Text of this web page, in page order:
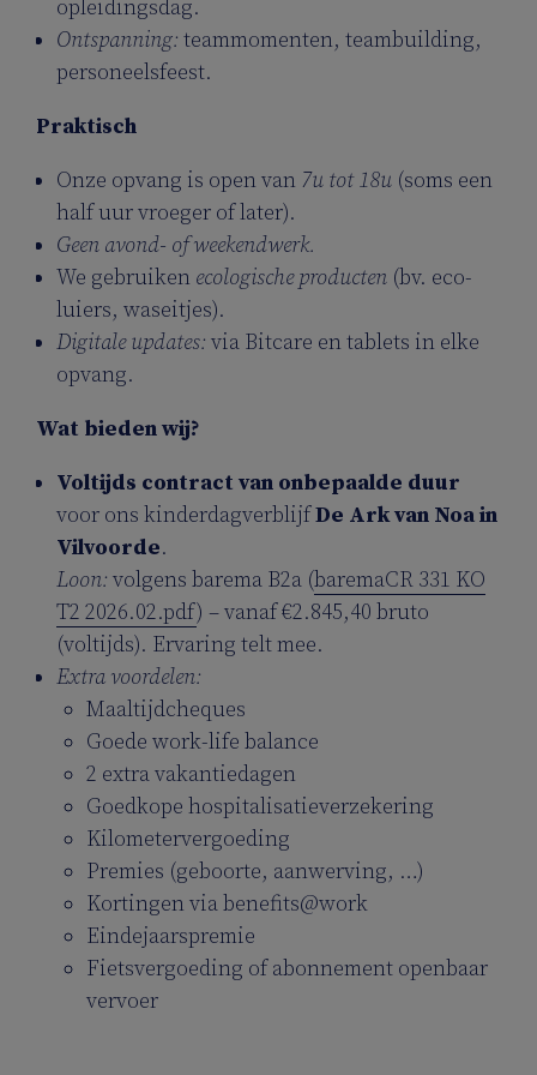
opleidingsdag.
Ontspanning: teammomenten, teambuilding,
personeelsfeest.
Praktisch
Onze opvang is open van 7u tot 18u (soms een
half uur vroeger of later).
Geen avond- of weekendwerk.
We gebruiken ecologische producten (bv. eco-
luiers, waseitjes).
Digitale updates: via Bitcare en tablets in elke
opvang.
Wat bieden wij?
Voltijds contract van onbepaalde duur
voor ons kinderdagverblijfDe Ark van Noa in
Vilvoorde.
Loon: volgens barema B2a (baremaCR 331 KO
T2 2026.02.pdf) – vanaf €2.845,40 bruto
(voltijds). Ervaring telt mee.
Extra voordelen:
Maaltijdcheques
Goede work-life balance
2 extra vakantiedagen
Goedkope hospitalisatieverzekering
Kilometervergoeding
Premies (geboorte, aanwerving, …)
Kortingen via benefits@work
Eindejaarspremie
Fietsvergoeding of abonnement openbaar
vervoer